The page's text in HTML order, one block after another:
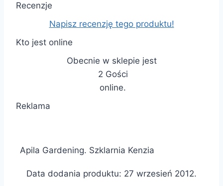
Recenzje
Napisz recenzję tego produktu!
Kto jest online
Obecnie w sklepie jest
2 Gości
online.
Reklama
Apila Gardening. Szklarnia Kenzia
Data dodania produktu: 27 wrzesień 2012.